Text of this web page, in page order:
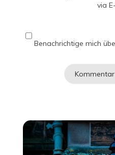
via
Benachrichtige mich